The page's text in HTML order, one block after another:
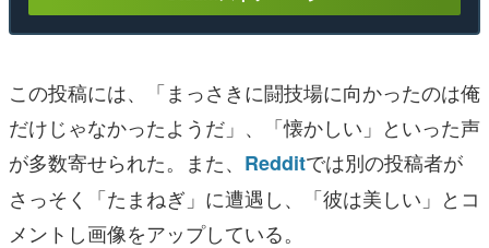
この投稿には、「まっさきに闘技場に向かったのは俺
だけじゃなかったようだ」、「懐かしい」といった声
が多数寄せられた。また、 Redditでは別の投稿者が
さっそく「たまねぎ」に遭遇し、「彼は美しい」とコ
メントし画像をアップしている。